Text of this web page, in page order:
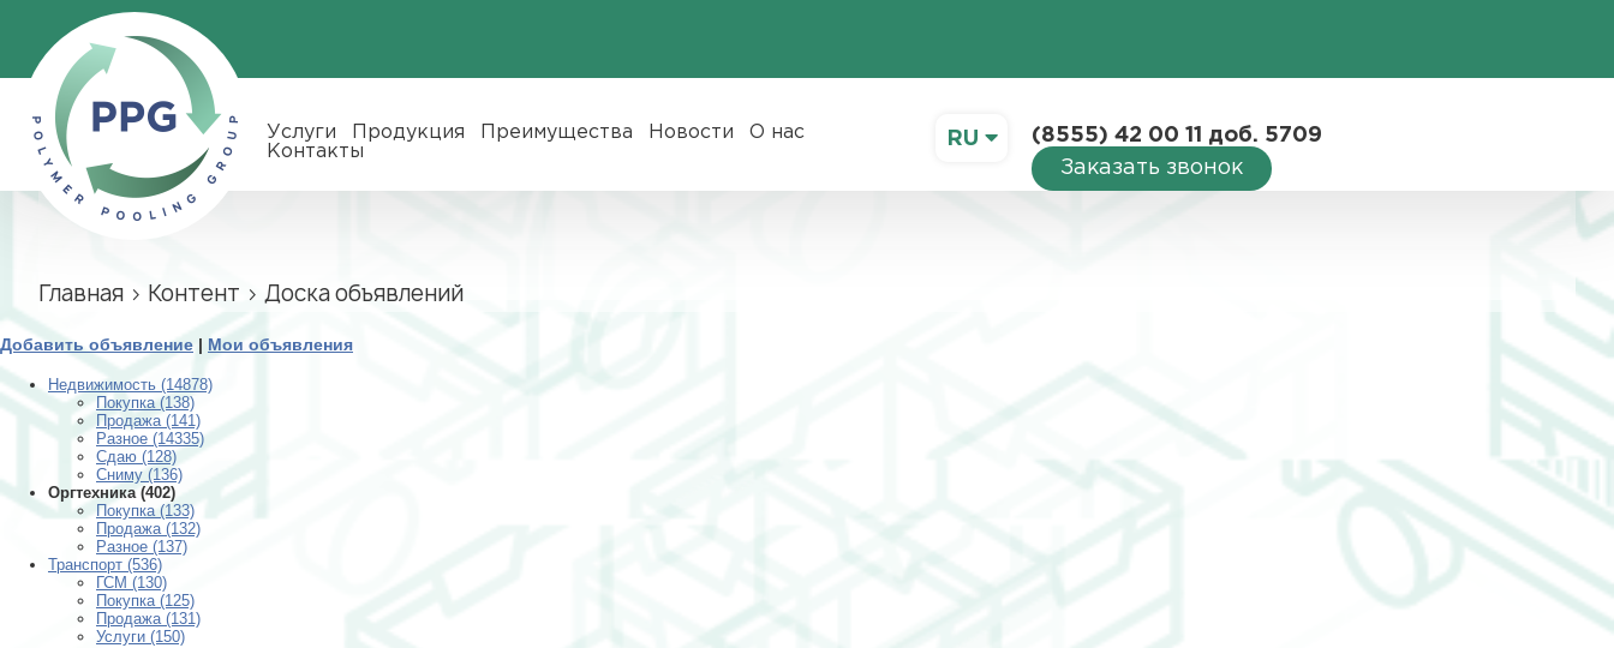
Продукция Преимущества
Услуги Продукция Преимущества Новости
О нас
Контакты
RU
(8555) 42 00 11 доб. 5709
Заказать звонок
Главная › Контент › Доска объявлений
Добавить объявление | Мои объявления
Недвижимость (14878)
Покупка (138)
Продажа (141)
Разное (14335)
Сдаю (128)
Сниму (136)
Оргтехника (402)
Покупка (133)
Продажа (132)
Разное (137)
Транспорт (536)
ГСМ (130)
Покупка (125)
Продажа (131)
Услуги (150)